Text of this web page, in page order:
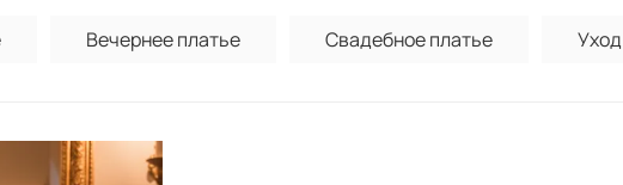
Вечернее платье Свадебное платье Уход